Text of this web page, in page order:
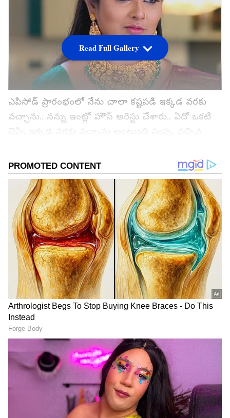
ఎపిసోడ్ ప్రారంభంలో నేను చాలా కష్టపడి ఇక్కడ వరకు
వచ్చాను.. నన్ను ఇంట్లో హౌస్ అరెస్టు చేశారు.. ఏదో ఒకటి
సంబంధాలు చూస్తున్నారు.. త్వరగా మన సంగతి తేల్చు
అంటుంది స్వప్న. ఇన్నాళ్లకు మంచి నిర్ణయం తీసుకున్నారు
అని మనసులో అనుకుంటాడు రాహుల్. బయట మాత్రం
ఇంట్లో పరిస్థితి బాలేదు టైం కావాలి అని అడుగుతాడు
రాహుల్. ఇప్పటికే నీకు చాలా టైం ఇచ్చాను ఇంక ఆగేది
లేదు.. మీ వాళ్ళని బ్రతిమాలుతావో.. ఏం చేస్తావో నాకు
అనవసరం కానీ త్వరగా మన పెళ్లి అయిపోవాలి అంటుంది
స్వప్న.
గూగుల్‌లో ఆసక్తికరమైన సమాచారం కోసం ఏసియానెట్ తెలుగు
ను మీ ఫ్రిఫర్డ్ సోర్స్ గా ఎంచుకోండి
Read Full Gallery